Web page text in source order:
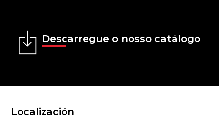
Descarregue o nosso catálogo
Localización